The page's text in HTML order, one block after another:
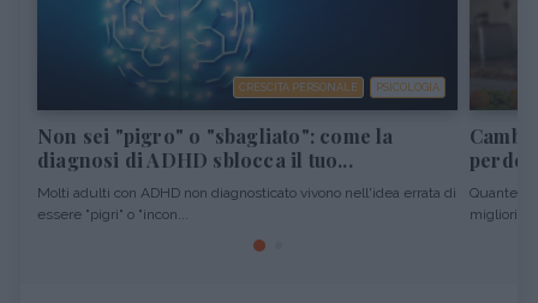
CRESCITA PERSONALE PSICOLOGIA
Non sei "pigro" o "sbagliato": come la
diagnosi di ADHD sblocca il tuo...
Molti adulti con ADHD non diagnosticato vivono nell'idea errata di
essere "pigri" o "incon...
Quante
migliori